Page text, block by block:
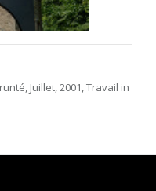
Juillet, 2001, Travail in